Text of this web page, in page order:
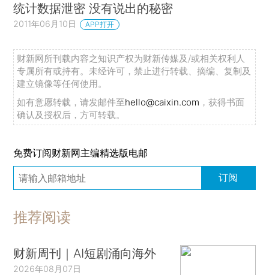
统计数据泄密 没有说出的秘密
2011年06月10日 APP打开
财新网所刊载内容之知识产权为财新传媒及/或相关权利人
专属所有或持有。未经许可，禁止进行转载、摘编、复制及
建立镜像等任何使用。
如有意愿转载，请发邮件至hello@caixin.com ，获得书面
确认及授权后，方可转载。
免费订阅财新网主编精选版电邮
订阅
推荐阅读
财新周刊｜AI短剧涌向海外
2026年08月07日